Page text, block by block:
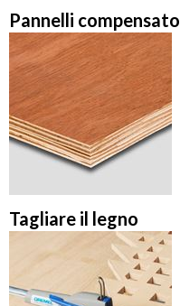
Pannelli compensato
Tagliare il legno